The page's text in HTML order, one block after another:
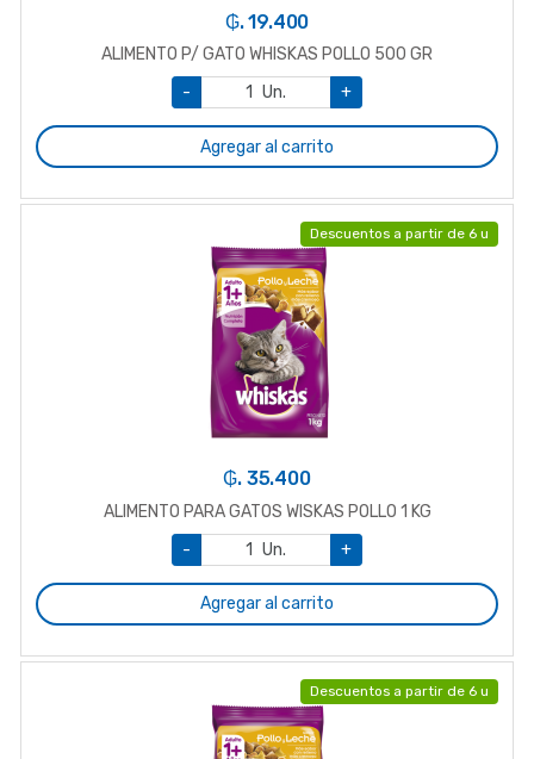
₲. 19.400
ALIMENTO P/ GATO WHISKAS POLLO 500 GR
-
Un. +
Agregar al carrito
Descuentos a partir de 6 u
₲. 35.400
ALIMENTO PARA GATOS WISKAS POLLO 1 KG
-
Un. +
Agregar al carrito
Descuentos a partir de 6 u